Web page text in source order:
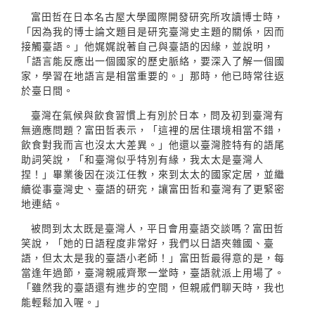
富田哲在日本名古屋大學國際開發研究所攻讀博士時，
「因為我的博士論文題目是研究臺灣史主題的關係，因而
接觸臺語。」他娓娓說著自己與臺語的因緣，並說明，
「語言能反應出一個國家的歷史脈絡，要深入了解一個國
家，學習在地語言是相當重要的。」那時，他已時常往返
於臺日間。
臺灣在氣候與飲食習慣上有別於日本，問及初到臺灣有
無適應問題？富田哲表示，「這裡的居住環境相當不錯，
飲食對我而言也沒太大差異。」他還以臺灣腔特有的語尾
助詞笑說，「和臺灣似乎特別有緣，我太太是臺灣人
捏！」畢業後因在淡江任教，來到太太的國家定居，並繼
續從事臺灣史、臺語的研究，讓富田哲和臺灣有了更緊密
地連結。
被問到太太既是臺灣人，平日會用臺語交談嗎？富田哲
笑說，「她的日語程度非常好，我們以日語夾雜國、臺
語，但太太是我的臺語小老師！」富田哲最得意的是，每
當逢年過節，臺灣親戚齊聚一堂時，臺語就派上用場了。
「雖然我的臺語還有進步的空間，但親戚們聊天時，我也
能輕鬆加入喔。」